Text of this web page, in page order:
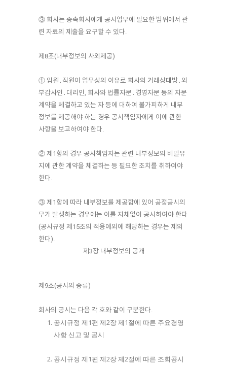
③ 회사는 종속회사에게 공시업무에 필요한 범위에서 관
련 자료의 제출을 요구할 수 있다.
제8조(내부정보의 사외제공)
① 임원․직원이 업무상의 이유로 회사의 거래상대방․외
부감사인․대리인, 회사와 법률자문․경영자문 등의 자문
계약을 체결하고 있는 자 등에 대하여 불가피하게 내부
정보를 제공해야 하는 경우 공시책임자에게 이에 관한
사항을 보고하여야 한다.
② 제1항의 경우 공시책임자는 관련 내부정보의 비밀유
지에 관한 계약을 체결하는 등 필요한 조치를 취하여야
한다.
③ 제1항에 따라 내부정보를 제공함에 있어 공정공시의
무가 발생하는 경우에는 이를 지체없이 공시하여야 한다
(공시규정 제15조의 적용예외에 해당하는 경우는 제외
한다).
제3장 내부정보의 공개
제9조(공시의 종류)
회사의 공시는 다음 각 호와 같이 구분한다.
공시규정 제1편 제2장 제1절에 따른 주요경영
사항 신고 및 공시
공시규정 제1편 제2장 제2절에 따른 조회공시